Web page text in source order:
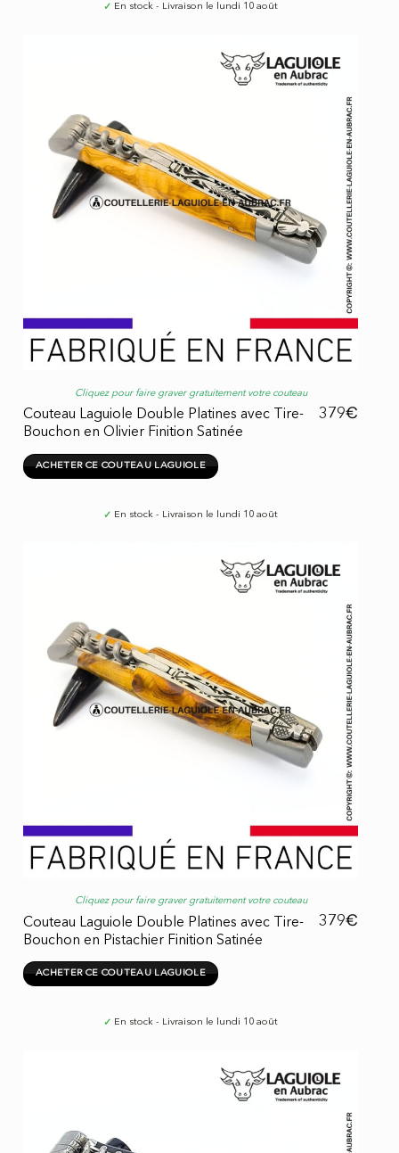
✓ En stock - Livraison le lundi 10 août
Cliquez pour faire graver gratuitement votre couteau
Couteau Laguiole Double Platines avec Tire-
Bouchon en Olivier Finition Satinée
379€
ACHETER CE COUTEAU LAGUIOLE
✓ En stock - Livraison le lundi 10 août
Cliquez pour faire graver gratuitement votre couteau
Couteau Laguiole Double Platines avec Tire-
Bouchon en Pistachier Finition Satinée
379€
ACHETER CE COUTEAU LAGUIOLE
✓ En stock - Livraison le lundi 10 août